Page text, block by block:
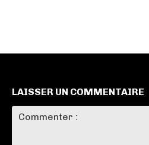
LAISSER UN COMMENTAIRE